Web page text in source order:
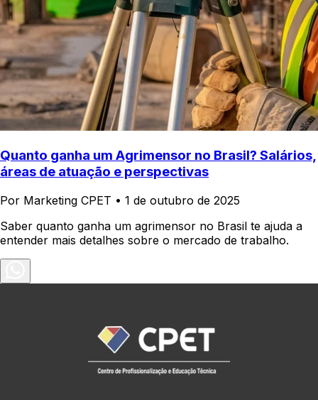
Quanto ganha um Agrimensor no Brasil? Salários,
áreas de atuação e perspectivas
Por Marketing CPET • 1 de outubro de 2025
Saber quanto ganha um agrimensor no Brasil te ajuda a
entender mais detalhes sobre o mercado de trabalho.